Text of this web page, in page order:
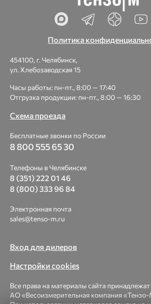
Политика
454100, г. Челябинск,
ул. Хлебозаводская 15
Часы работы: пн-пт., 8:00 — 17:40
Отгрузка продукции: пн-пт., 8:00 — 16:30
Схема проезда
Бесплатные звонки по России
8 800 555 65 30
Телефоны в Челябинске
8 (351) 222 01 46
8 (800) 333 96 84
Электронная почта
sales@tenso-m.ru
Вход для дилеров
Настройки cookies
Все права на материалы сайта принадлежат
АО «Весоизмерительная компания